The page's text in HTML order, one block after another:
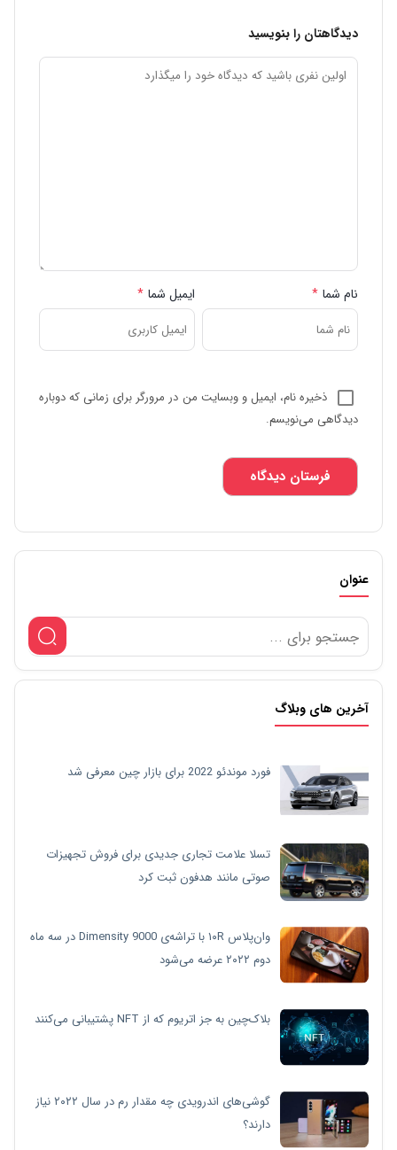
دیدگاهتان را بنویسید
نام شما * ایمیل شما *
ذخیره نام، ایمیل و وبسایت من در مرورگر برای زمانی که دوباره
دیدگاهی می‌نویسم.
عنوان
آخرین های وبلاگ
فورد موندئو 2022 برای بازار چین معرفی شد
تسلا علامت تجاری جدیدی برای فروش تجهیزات
صوتی مانند هدفون ثبت کرد
وان‌پلاس ۱۰R با تراشه‌ی Dimensity 9000 در سه ماه
دوم ۲۰۲۲ عرضه می‌شود
بلاک‌چین به جز اتریوم که از NFT پشتیبانی می‌کنند
گوشی‌های اندرویدی چه مقدار رم در سال ۲۰۲۲ نیاز
دارند؟